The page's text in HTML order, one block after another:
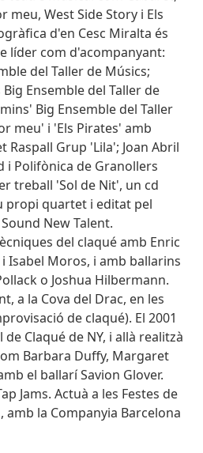
meu, West Side Story i Els
d'en Cesc Miralta és
líder com d'acompanyant:
del Taller de Músics;
Ensemble del Taller de
Big Ensemble del Taller
meu' i 'Els Pirates' amb
Raspall Grup 'Lila'; Joan Abril
i Polifònica de Granollers
treball 'Sol de Nit', un cd
propi quartet i editat pel
New Talent.
del claqué amb Enric
Isabel Moros, i amb ballarins
o Joshua Hilbermann.
a la Cova del Drac, en les
de claqué). El 2001
de Claqué de NY, i allà realitzà
Barbara Duffy, Margaret
el ballarí Savion Glover.
Jams. Actuà a les Festes de
amb la Companyia Barcelona